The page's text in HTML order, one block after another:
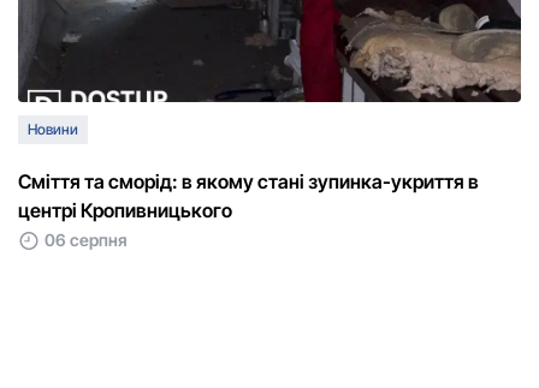
Новини
Сміття та сморід: в якому стані зупинка-укриття в
центрі Кропивницького
06 серпня